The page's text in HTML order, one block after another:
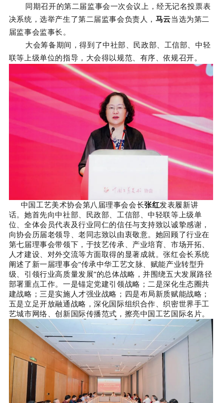
同期召开的第二届监事会一次会议 上 ，经无记名投票表
决系统，选举产生了第二届监事会负责人， 马云当选为第二
届监事会监事长。
大会筹备期间，得到了中社部、民政部、工信部、中轻
联等上级单位的指导，大会得以规范、有序、依规召开。
中国工艺美术协会第八届理事会会长张红发表履新讲
话。她首先向中社部、民政部、工信部、中轻联等上级单
位、全体会员代表及行业同仁的信任与支持致以诚挚感谢，
向协会 历届老领导、老同志致以由衷敬意。她回顾了行业在
第七届理事会带领下，于技艺传承、产业培育、市场开拓、
人才建设、对外交流等方面取得的显著成就。张红会长系统
阐述了新一届理事会“传承中华工艺文脉、赋能产业转型升
级、引领行业高质量发展”的总体战略，并围绕五大发展路径
部署重点工作。 一是锚定党建引领战略；二是深化生态圈共
建战略；三是实施人才强业战略；四是布局新质赋能战略；
五是立足开放融通战略，深化国际组织合作、织密世界手工
艺城市网络、创新国际传播范式，擦亮中国工艺国际名片。